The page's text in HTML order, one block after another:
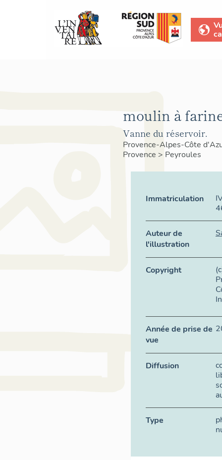
moulin à
Vanne du réservoir.
Provence-Alpes-Côte
Provence > Peyroules
Immatriculation
Auteur de
l'illustration
Copyright
Année de prise de
vue
Diffusion
Type